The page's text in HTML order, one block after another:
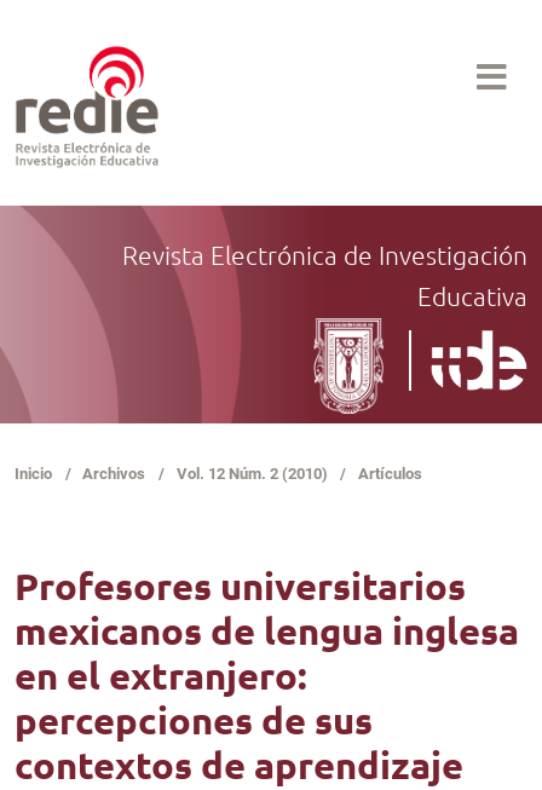
Revista Electrónica de Investigación
Educativa
Inicio / Archivos / Vol. 12 Núm. 2 (2010) / Artículos
Profesores universitarios
mexicanos de lengua inglesa
en el extranjero:
percepciones de sus
contextos de aprendizaje